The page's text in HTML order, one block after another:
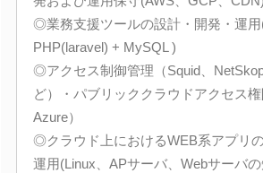
◎業務支援ツールの設計・開発・運用
PHP(laravel) + MySQL )
◎アクセス制御管理（Squid、
ど）・パブリッククラウドアクセス権
Azure）
◎クラウド上におけるWEB系アプリ
運用(Linux、APサーバ、Webサーバ